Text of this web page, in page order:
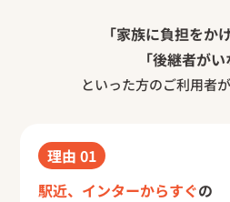
「家族に負担をか
「後継者がい
といった方のご利用者
理由 01
駅近、インターからすぐの